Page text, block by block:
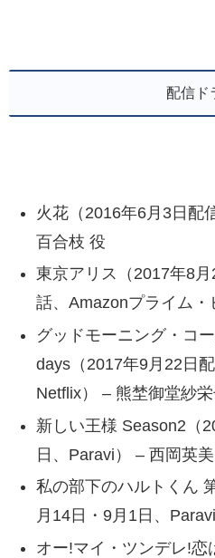
配信ド
火花（2016年6月3日配
百合枝 役
東京アリス（2017年8
話、Amazonプライム
グッドモーニング・コ
days（2017年9月22日
Netflix） – 熊埜御堂紗
新しい王様 Season2（
日、Paravi） – 西岡英
私の部下のハルトくん
月14日・9月1日、
オー!マイ・ツンデレ!